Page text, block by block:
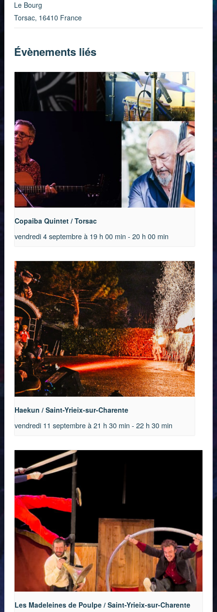
Le Bourg
Torsac, 16410 France
Évènements liés
Copaiba Quintet / Torsac
vendredi 4 septembre à 19 h 00 min - 20 h 00 min
Haekun / Saint-Yrieix-sur-Charente
vendredi 11 septembre à 21 h 30 min - 22 h 30 min
Les Madeleines de Poulpe / Saint-Yrieix-sur-Charente